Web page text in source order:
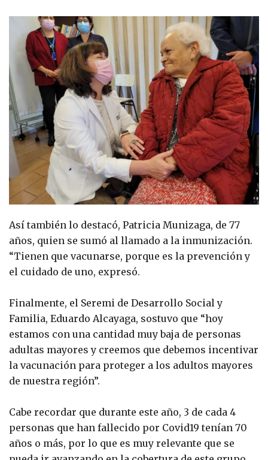
Así también lo destacó, Patricia Munizaga, de 77
años, quien se sumó al llamado a la inmunización.
“Tienen que vacunarse, porque es la prevención y
el cuidado de uno, expresó.
Finalmente, el Seremi de Desarrollo Social y
Familia, Eduardo Alcayaga, sostuvo que “hoy
estamos con una cantidad muy baja de personas
adultas mayores y creemos que debemos incentivar
la vacunación para proteger a los adultos mayores
de nuestra región”.
Cabe recordar que durante este año, 3 de cada 4
personas que han fallecido por Covid19 tenían 70
años o más, por lo que es muy relevante que se